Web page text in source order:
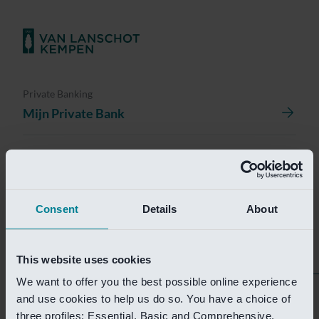
Consent Details About
This website uses cookies
We want to offer you the best possible online experience
and use cookies to help us do so. You have a choice of
three profiles: Essential, Basic and Comprehensive.
Private Banking
Mijn Private Bank
Investment Banking
Van Lanschot Kempen Research
Helaas is deze pagina